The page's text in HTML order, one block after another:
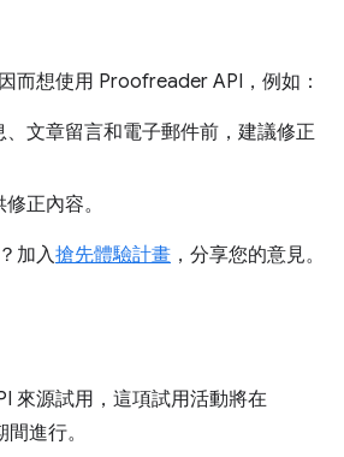
而想使用 Proofreader API，例如：
、文章留言和電子郵件前，建議修正
正內容。
加入搶先體驗計畫 ，分享您的意見。
來源試用，這項試用活動將在
進行。